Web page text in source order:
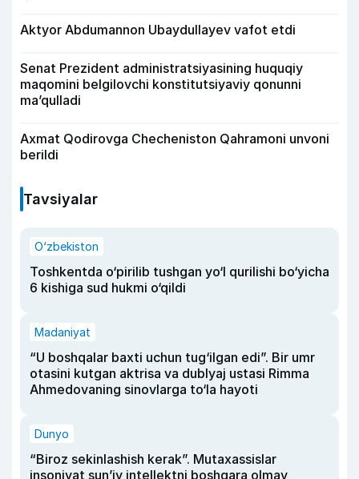
Aktyor Abdu­mannon Ubaydullayev vafot etdi
Senat Prezident administratsiyasining huquqiy
maqomini belgilovchi konstitutsiyaviy qonunni
ma’qulladi
Axmat Qodirovga Checheniston Qahramoni unvoni
berildi
Tavsiyalar
O‘zbekiston
Toshkentda o‘pirilib tushgan yo‘l qurilishi bo‘yicha
6 kishiga sud hukmi o‘qildi
Madaniyat
“U boshqalar baxti uchun tug‘ilgan edi”. Bir umr
otasini kutgan aktrisa va dublyaj ustasi Rimma
Ahmedovaning sinovlarga to‘la hayoti
Dunyo
“Biroz sekinlashish kerak”. Mutaxassislar
insoniyat sun’iy intellektni boshqara olmay